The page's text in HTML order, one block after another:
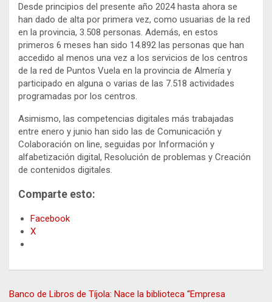
Desde principios del presente año 2024 hasta ahora se
han dado de alta por primera vez, como usuarias de la red
en la provincia, 3.508 personas. Además, en estos
primeros 6 meses han sido 14.892 las personas que han
accedido al menos una vez a los servicios de los centros
de la red de Puntos Vuela en la provincia de Almería y
participado en alguna o varias de las 7.518 actividades
programadas por los centros.
Asimismo, las competencias digitales más trabajadas
entre enero y junio han sido las de Comunicación y
Colaboración on line, seguidas por Información y
alfabetización digital, Resolución de problemas y Creación
de contenidos digitales.
Comparte esto:
Facebook
X
Navegación
Banco de Libros de Tíjola: Nace la biblioteca “Empresa